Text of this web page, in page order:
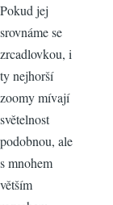
Pokud jej
srovnáme se
zrcadlovkou, i
ty nejhorší
zoomy mívají
světelnost
podobnou, ale
s mnohem
větším